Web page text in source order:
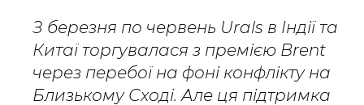
З березня по червень Urals в Індії та
Китаї торгувалася з премією Brent
через перебої на фоні конфлікту на
Близькому Сході. Але ця підтримка